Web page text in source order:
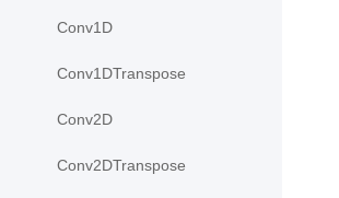
Conv1D
Conv1DTranspose
Conv2D
Conv2DTranspose